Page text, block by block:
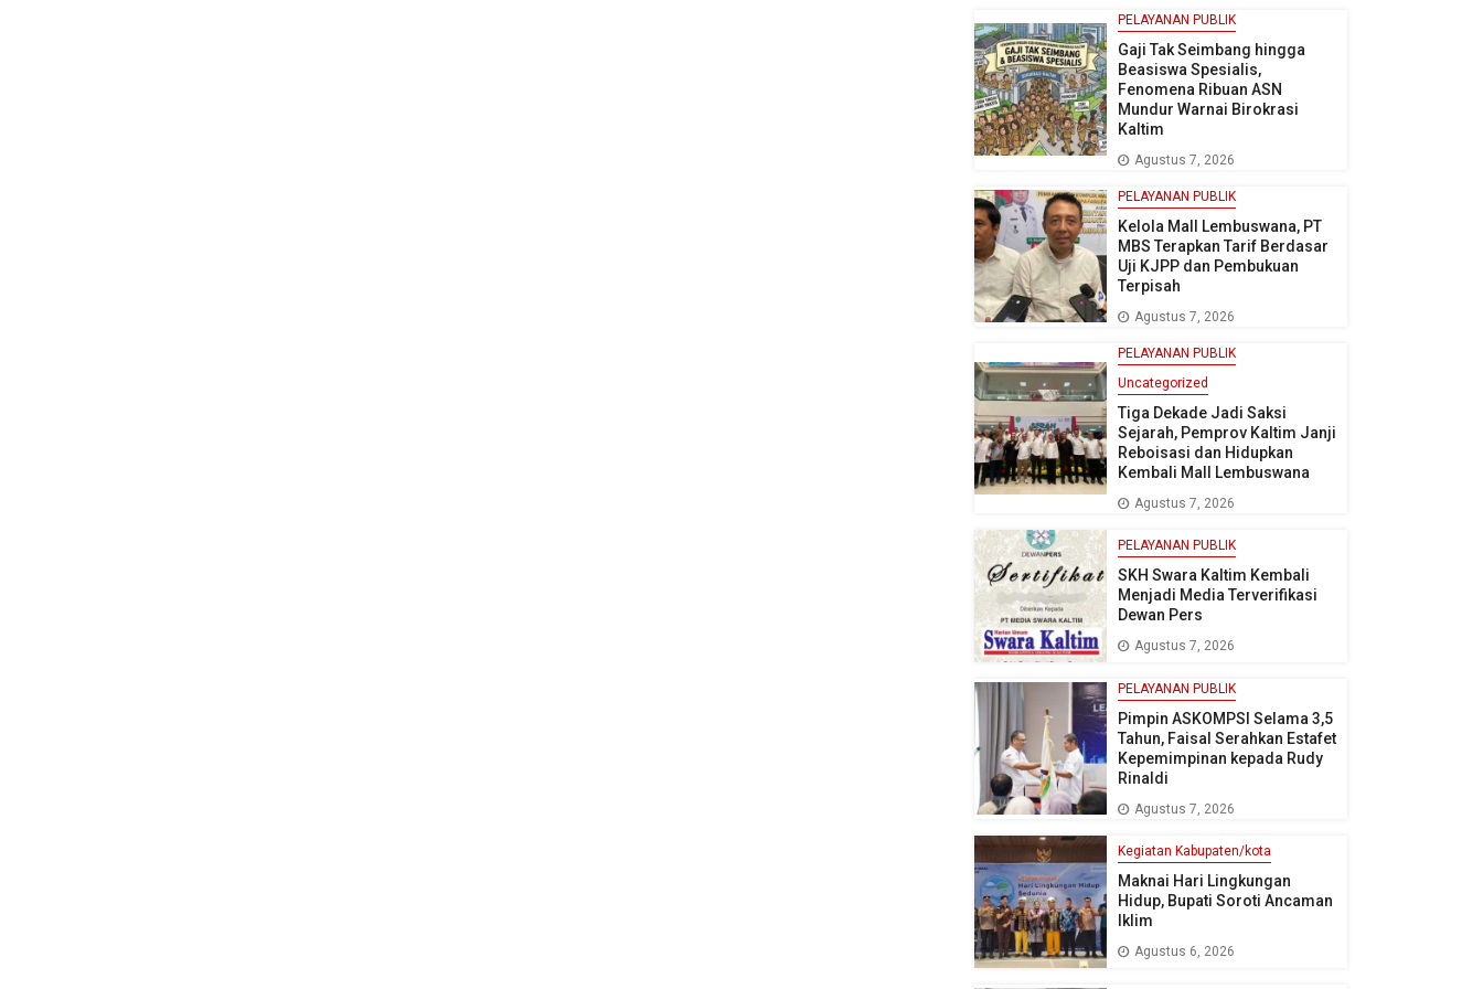
PELAYANAN PUBLIK
Gaji Tak Seimbang hingga
Beasiswa Spesialis,
Fenomena Ribuan ASN
Mundur Warnai Birokrasi
Kaltim
Agustus 7, 2026
PELAYANAN PUBLIK
Kelola Mall Lembuswana, PT
MBS Terapkan Tarif Berdasar
Uji KJPP dan Pembukuan
Terpisah
Agustus 7, 2026
PELAYANAN PUBLIK
Uncategorized
Tiga Dekade Jadi Saksi
Sejarah, Pemprov Kaltim Janji
Reboisasi dan Hidupkan
Kembali Mall Lembuswana
Agustus 7, 2026
PELAYANAN PUBLIK
SKH Swara Kaltim Kembali
Menjadi Media Terverifikasi
Dewan Pers
Agustus 7, 2026
PELAYANAN PUBLIK
Pimpin ASKOMPSI Selama 3,5
Tahun, Faisal Serahkan Estafet
Kepemimpinan kepada Rudy
Rinaldi
Agustus 7, 2026
Kegiatan Kabupaten/kota
Maknai Hari Lingkungan
Hidup, Bupati Soroti Ancaman
Iklim
Agustus 6, 2026